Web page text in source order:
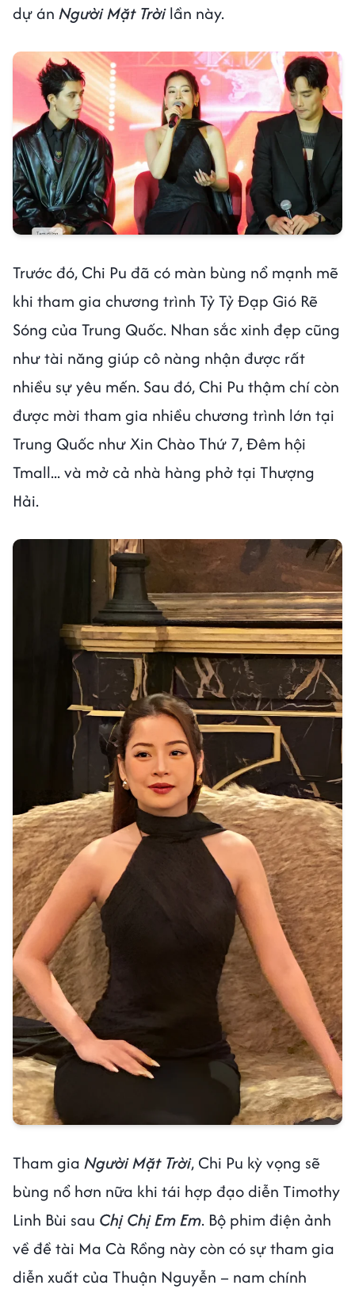
dự án Người Mặt Trờilần này.
Trước đó, Chi Pu đã có màn bùng nổ mạnh mẽ
khi tham gia chương trình Tỷ Tỷ Đạp Gió Rẽ
Sóng của Trung Quốc. Nhan sắc xinh đẹp cũng
như tài năng giúp cô nàng nhận được rất
nhiều sự yêu mến. Sau đó, Chi Pu thậm chí còn
được mời tham gia nhiều chương trình lớn tại
Trung Quốc như Xin Chào Thứ 7, Đêm hội
Tmall... và mở cả nhà hàng phở tại Thượng
Hải.
Tham gia Người Mặt Trời, Chi Pu kỳ vọng sẽ
bùng nổ hơn nữa khi tái hợp đạo diễn Timothy
Linh Bùi sau Chị Chị Em Em. Bộ phim điện ảnh
về đề tài Ma Cà Rồng này còn có sự tham gia
diễn xuất của Thuận Nguyễn – nam chính